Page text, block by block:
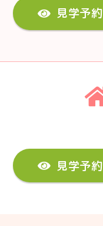
見学予約
見学予約